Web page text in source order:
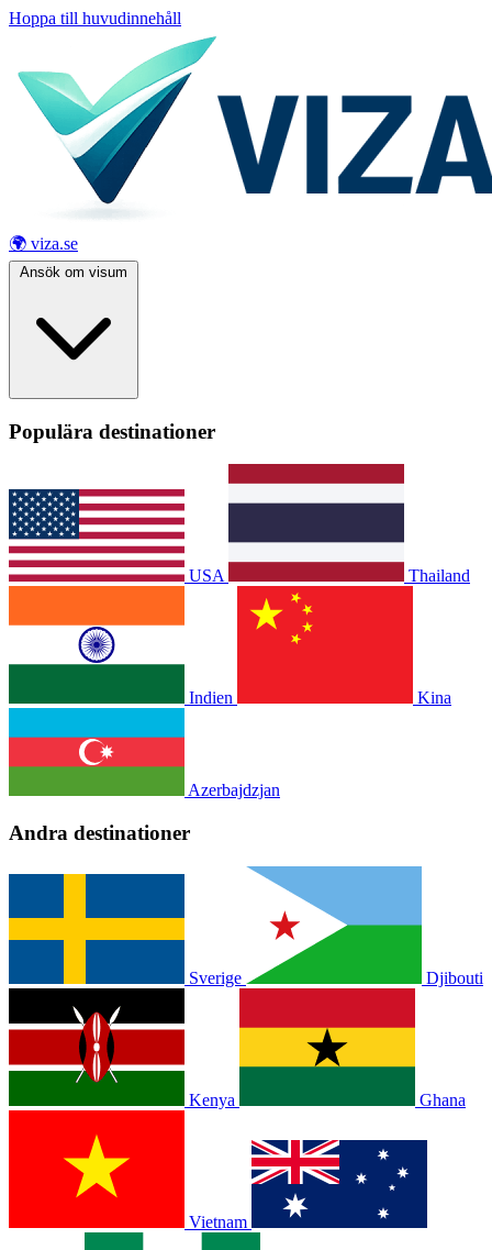
Hoppa till huvudinnehåll
🌍 viza.se
Ansök om visum
Populära destinationer
USA Thailand
Indien Kina
Azerbajdzjan
Andra destinationer
Sverige Djibouti
Kenya Ghana
Vietnam